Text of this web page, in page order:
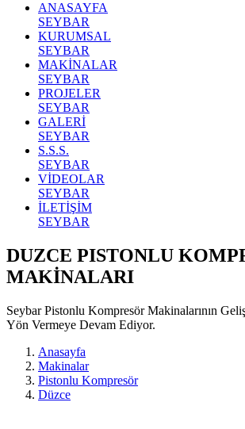
ANASAYFA
SEYBAR
KURUMSAL
SEYBAR
MAKİNALAR
SEYBAR
PROJELER
SEYBAR
GALERİ
SEYBAR
S.S.S.
SEYBAR
VİDEOLAR
SEYBAR
İLETİŞİM
SEYBAR
DUZCE PISTONLU
MAKİNALARI
Seybar Pistonlu Kompresör Makinalarının
Yön Vermeye Devam Ediyor.
Anasayfa
Makinalar
Pistonlu Kompresör
Düzce